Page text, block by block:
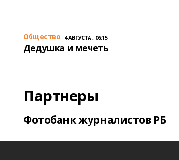
Общество 4 АВГУСТА , 06:15
Дедушка и мечеть
Партнеры
Фотобанк журналистов РБ